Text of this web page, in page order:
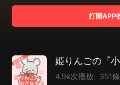
打開APP
姫りんごの『小
4.9k次播放 351